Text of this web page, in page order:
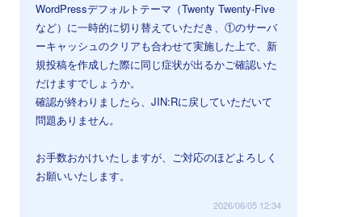
WordPressデフォルトテーマ（Twenty Twenty-Five
など）に一時的に切り替えていただき、①のサーバ
ーキャッシュのクリアも合わせて実施した上で、新
規投稿を作成した際に同じ症状が出るかご確認いた
だけますでしょうか。
確認が終わりましたら、JIN:Rに戻していただいて
問題ありません。
お手数おかけいたしますが、ご対応のほどよろしく
お願いいたします。
2026/06/05 12:34